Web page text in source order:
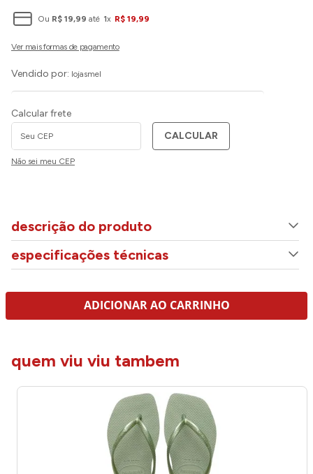
Ou R$ 19,99 até 1x R$ 19,99
Vendido por: lojasmel
Calcular frete
CALCULAR
Não sei meu CEP
descrição do produto
especificações técnicas
ADICIONAR AO CARRINHO
quem viu viu tambem